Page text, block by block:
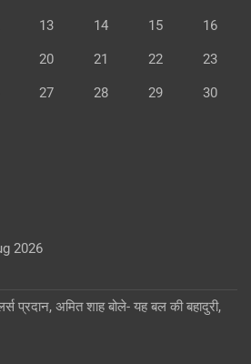
13 14 15 16
20 21 22 23
27 28 29 30
2026
प्रदान, अमित शाह बोले- यह बल की बहादुरी,